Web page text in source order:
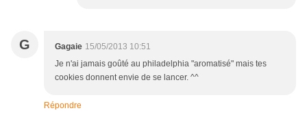
G Gagaie 15/05/2013 10:51
Je n'ai jamais goûté au philadelphia "aromatisé" mais tes
cookies donnent envie de se lancer. ^^
Répondre